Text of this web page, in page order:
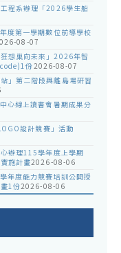
程系辦理「2026學生船
度第一學期數位前導學校
08-07
想巢向未來」2026年智
份2026-08-07
」第二階段與離島場研習
心線上讀書會暑期成果分
設計競賽」活動
辦理115學年度上學期
施計畫2026-08-06
年度能力競賽培訓公開授
1份2026-08-06